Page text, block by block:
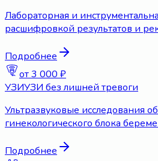
Лабораторная и
расшифровкой результатов и
Подробнее
от 3 000 ₽
УЗИУЗИ без лишней тревоги
Ультразвуковые исследования
гинекологического блока
Подробнее